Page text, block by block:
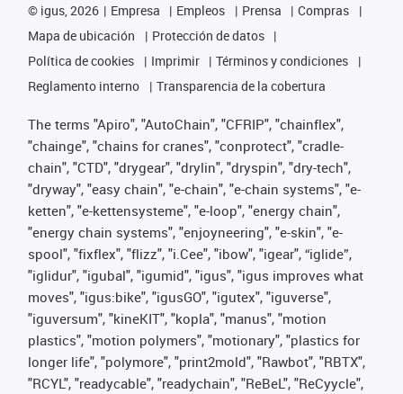
© igus, 2026 Empresa Empleos Prensa
Compras
Mapa de ubicación
Protección de datos
Política de cookies
Imprimir
Términos y condiciones
Reglamento interno
Transparencia de la cobertura
The terms "Apiro", "AutoChain", "CFRIP", "chainflex",
"chainge", "chains for cranes", "conprotect", "cradle-
chain", "CTD", "drygear", "drylin", "dryspin", "dry-tech",
"dryway", "easy chain", "e-chain", "e-chain systems", "e-
ketten", "e-kettensysteme", "e-loop", "energy chain",
"energy chain systems", "enjoyneering", "e-skin", "e-
spool", "fixflex", "flizz", "i.Cee", "ibow", "igear", “iglide”,
"iglidur", "igubal", "igumid", "igus", "igus improves what
moves", "igus:bike", "igusGO", "igutex", "iguverse",
"iguversum", "kineKIT", "kopla", "manus", "motion
plastics", "motion polymers", "motionary", "plastics for
longer life", "polymore", "print2mold", "Rawbot", "RBTX",
"RCYL", "readycable", "readychain", "ReBeL", "ReCyycle",